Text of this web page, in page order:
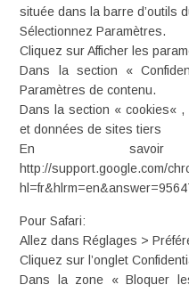
située dans la barre d’outils
Sélectionnez Paramètres.
Cliquez sur Afficher les
Dans la section «
Paramètres de contenu.
Dans la section « cookies«
et données de sites tiers
En
http://support.google.com/
Pour Safari:
Allez dans Réglages >
Cliquez sur l’onglet
Dans la zone « Bloquer